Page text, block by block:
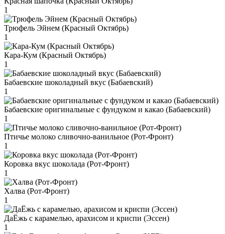
1
Трюфель Эйнем (Красный Октябрь)
1
Кара-Кум (Красный Октябрь)
1
Бабаевские шоколадный вкус (Бабаевский)
1
Бабаевские оригинальные с фундуком и какао (Бабаевский)
1
Птичье молоко сливочно-ванильное (Рот-Фронт)
1
Коровка вкус шоколада (Рот-Фронт)
1
Халва (Рот-Фронт)
1
ДаЁжь с карамелью, арахисом и криспи (Эссен)
1